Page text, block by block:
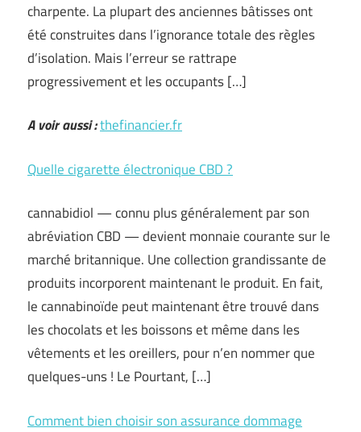
charpente. La plupart des anciennes bâtisses ont
été construites dans l’ignorance totale des règles
d’isolation. Mais l’erreur se rattrape
progressivement et les occupants […]
A voir aussi :thefinancier.fr
Quelle cigarette électronique CBD ?
cannabidiol — connu plus généralement par son
abréviation CBD — devient monnaie courante sur le
marché britannique. Une collection grandissante de
produits incorporent maintenant le produit. En fait,
le cannabinoïde peut maintenant être trouvé dans
les chocolats et les boissons et même dans les
vêtements et les oreillers, pour n’en nommer que
quelques-uns ! Le Pourtant, […]
Comment bien choisir son assurance dommage